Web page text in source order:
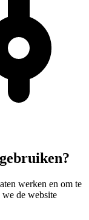
werken en om te
de website